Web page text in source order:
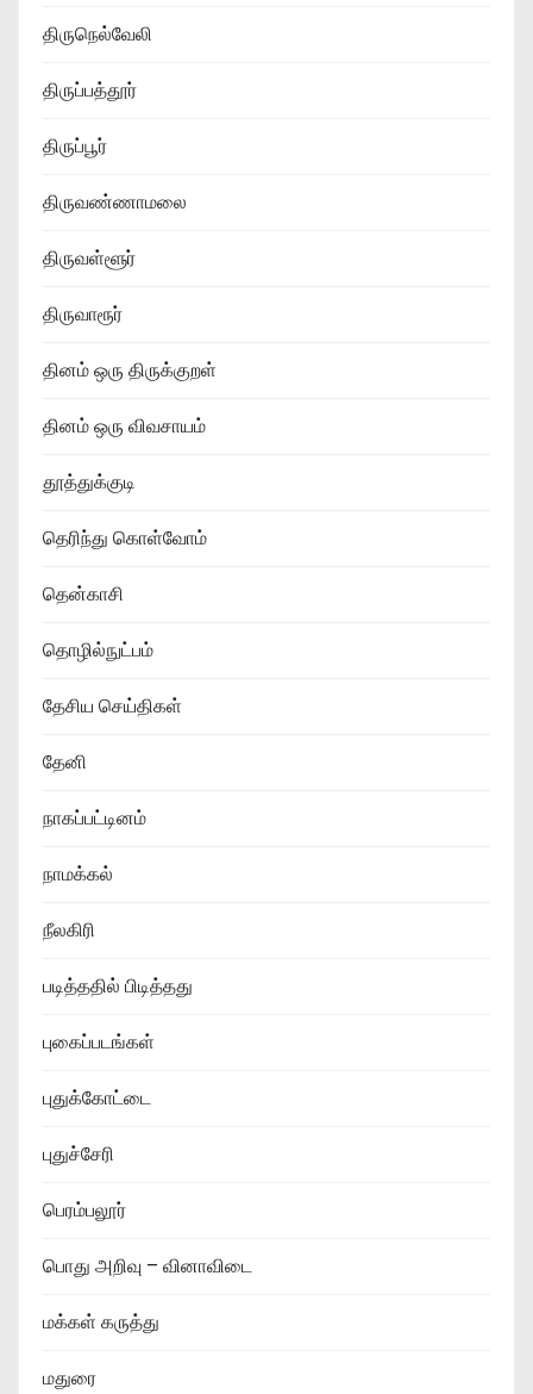
திருநெல்வேலி
திருப்பத்தூர்
திருப்பூர்
திருவண்ணாமலை
திருவள்ளூர்
திருவாரூர்
தினம் ஒரு திருக்குறள்
தினம் ஒரு விவசாயம்
தூத்துக்குடி
தெரிந்து கொள்வோம்
தென்காசி
தொழில்நுட்பம்
தேசிய செய்திகள்
தேனி
நாகப்பட்டினம்
நாமக்கல்
நீலகிரி
படித்ததில் பிடித்தது
புகைப்படங்கள்
புதுக்கோட்டை
புதுச்சேரி
பெரம்பலூர்
பொது அறிவு – வினாவிடை
மக்கள் கருத்து
மதுரை